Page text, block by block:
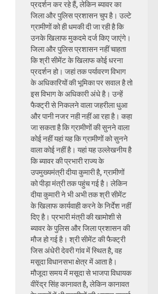
प्रदर्शन कर रहे हैं, लेकिन ब्यावर का
जिला और पुलिस प्रशासन चुप है। उल्टे
ग्रामीणों को ही धमकी दी जा रही है कि
उनके खिलाफ मुकदमे दर्ज किए जाएंगे।
जिला और पुलिस प्रशासन नहीं चाहता
कि श्री सीमेंट के खिलाफ कोई धरना
प्रदर्शन हो। जहां तक पर्यावरण विभाग
के अधिकारियों की भूमिका पर सवाल है तो
इस विभाग के अधिकारी अंधे है। उन्हें
फैक्ट्री से निकलने वाला जहरीला धुआ
और पानी नजर नही नहीं आ रहा है। कहा
जा सकता है कि ग्रामीणों की सुनने वाला
कोई नहीं यहां यह कि ग्रामीणों को सुनने
वाला कोई नहीं है। यहां यह उल्लेखनीय है
कि ब्यावर की प्रभारी राज्य के
उपमुख्यमंत्री दीया कुमारी है, ग्रामीणों
को पीड़ा मंत्री तक पहुंच गई है। लेकिन
दीया कुमारी ने भी अभी तक श्री सीमेंट
के खिलाफ कार्यवाही करने के निर्देश नहीं
दिए है। प्रभारी मंत्री की खामोशी से
ब्यावर के पुलिस और जिला प्रशासन की
मौज हो गई है। श्री सीमेंट की फैक्ट्री
जिस अंधेरी देवरी गांव में स्थित है, वह
मसूदा विधानसभा क्षेत्र में आता है।
मौजूदा समय में मसूदा से भाजपा विधायक
वीरेंद्र सिंह कानावत है, लेकिन कानावत